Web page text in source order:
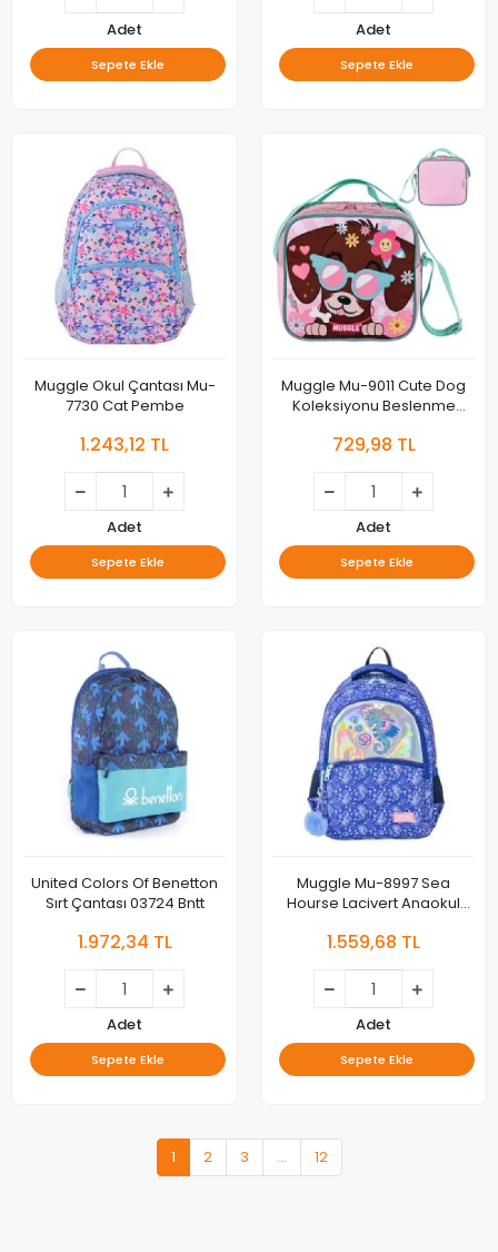
Adet
Sepete Ekle
Adet
Sepete Ekle
Muggle Okul Çantası Mu-
7730 Cat Pembe
1.243,12 TL
Adet
Sepete Ekle
Muggle Mu-9011 Cute Dog
Koleksiyonu Beslenme
729,98 TL
Adet
Sepete Ekle
United Colors Of Benetton
Sırt Çantası 03724 Bntt
1.972,34 TL
Adet
Sepete Ekle
Muggle Mu-8997 Sea
Hourse Lacivert Anaokul
1.559,68 TL
Adet
Sepete Ekle
1 2 3 ... 12